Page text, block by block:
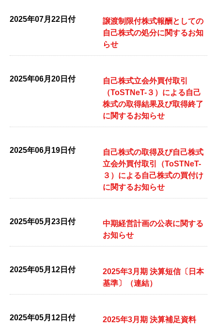
2025年07月22日付
譲渡制限付株式報酬としての
自己株式の処分に関するお知
らせ
2025年06月20日付
自己株式立会外買付取引
（ToSTNeT-３）による自己
株式の取得結果及び取得終了
に関するお知らせ
2025年06月19日付
自己株式の取得及び自己株式
立会外買付取引（ToSTNeT-
３）による自己株式の買付け
に関するお知らせ
2025年05月23日付
中期経営計画の公表に関する
お知らせ
2025年05月12日付
2025年3月期 決算短信〔日本
基準〕（連結）
2025年05月12日付 2025年3月期 決算補足資料